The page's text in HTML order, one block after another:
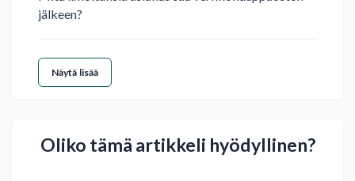
jälkeen?
Näytä lisää
Oliko tämä artikkeli hyödyllinen?